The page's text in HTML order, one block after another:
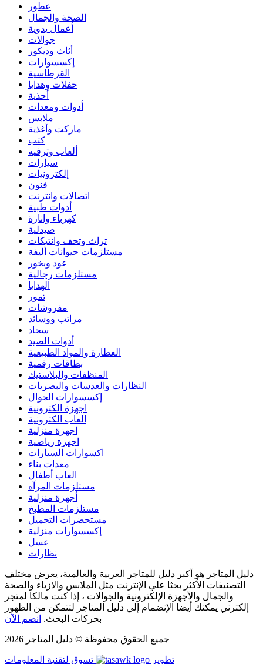
عطور
الصحة والجمال
أعمال يدوية
جوالات
أثاث وديكور
إكسسوارات
القرطاسية
حفلات وهدايا
أحذية
أدوات ومعدات
ملابس
ماركت وأغذية
كتب
ألعاب وترفيه
سيارات
إلكترونيات
فنون
اتصالات وانترنت
أدوات طبية
كهرباء وانارة
صيدلية
تراث وتحف وانتيكات
مستلزمات حيوانات أليفة
عود وبخور
مستلزمات رجالية
الهدايا
تمور
مفروشات
مراتب ووسائد
سجاد
أدوات الصيد
العطارة والمواد الطبيعية
بطاقات رقمية
المنظفات والبلاستيك
النظارات والعدسات والبصريات
إكسسوارات الجوال
اجهزة الكترونية
العاب الكترونية
اجهزة منزلية
اجهزة رياضية
اكسوارات السيارات
معدات بناء
العاب أطفال
مستلزمات المرآه
أجهزة منزلية
مستلزمات المطبخ
مستحضرات التجميل
إكسسوارات منزلية
عسل
نظارات
دليل المتاجر هو أكبر دليل للمتاجر العربية والعالمية، يعرض مختلف
التصنيفات الأكثر بحثا علي الإنترنت مثل الملابس والازياء والصحة
والجمال والأجهزة الإلكترونية والجوالات ، إذا كنت مالكا لمتجر
إلكترني يمكنك أيضا الإنضمام إلي دليل المتاجر لتتمكن من الظهور
بحركات البحث. انضم الآن
جميع الحقوق محفوظة © دليل المتاجر 2026
تطوير تسوق لتقنية المعلومات